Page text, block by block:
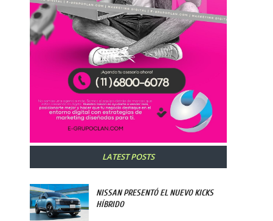
LATEST POSTS
NISSAN PRESENTÓ EL NUEVO KICKS
HÍBRIDO